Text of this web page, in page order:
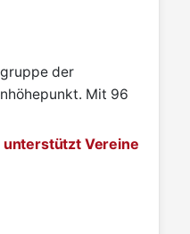
der
Mit 96
unterstützt Vereine